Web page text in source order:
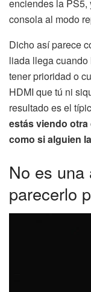
enciendes la PS5,
consola al modo
Dicho así parece
liada llega
tener prioridad o
HDMI que tú ni
resultado es el
estás viendo
como si alguien
No es una
parecerlo